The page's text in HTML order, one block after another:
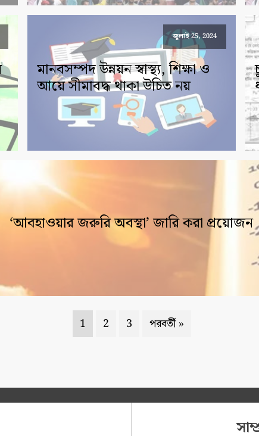
জুলাই 25, 2024
মানবসম্পদ উন্নয়ন স্বাস্থ্য, শিক্ষা ও
আয়ে সীমাবদ্ধ থাকা উচিত নয়
‘আবহাওয়ার জরুরি অবস্থা’ জারি করা প্রয়োজন
1 2 3 পরবর্তী »